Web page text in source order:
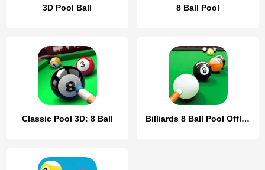
3D Pool Ball 8 Ball Pool
Classic Pool 3D: 8 Ball Billiards 8 Ball Pool Offline